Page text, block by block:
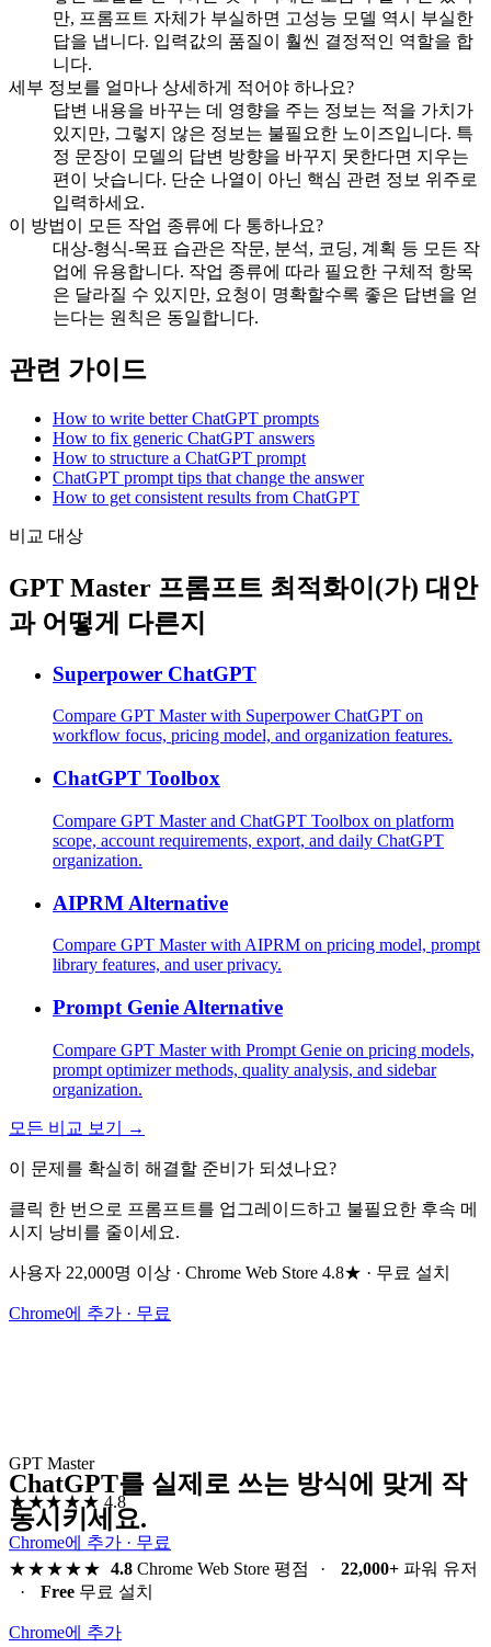
만, 프롬프트 자체가 부실하면 고성능 모델 역시 부실한
답을 냅니다. 입력값의 품질이 훨씬 결정적인 역할을 합
니다.
세부 정보를 얼마나 상세하게 적어야 하나요?
답변 내용을 바꾸는 데 영향을 주는 정보는 적을 가치가
있지만, 그렇지 않은 정보는 불필요한 노이즈입니다. 특
정 문장이 모델의 답변 방향을 바꾸지 못한다면 지우는
편이 낫습니다. 단순 나열이 아닌 핵심 관련 정보 위주로
입력하세요.
이 방법이 모든 작업 종류에 다 통하나요?
대상-형식-목표 습관은 작문, 분석, 코딩, 계획 등 모든 작
업에 유용합니다. 작업 종류에 따라 필요한 구체적 항목
은 달라질 수 있지만, 요청이 명확할수록 좋은 답변을 얻
는다는 원칙은 동일합니다.
관련 가이드
How to write better ChatGPT prompts
How to fix generic ChatGPT answers
How to structure a ChatGPT prompt
ChatGPT prompt tips that change the answer
How to get consistent results from ChatGPT
비교 대상
GPT Master 프롬프트 최적화이(가) 대안
과 어떻게 다른지
Superpower ChatGPT
Compare GPT Master with Superpower ChatGPT on
workflow focus, pricing model, and organization features.
ChatGPT Toolbox
Compare GPT Master and ChatGPT Toolbox on platform
scope, account requirements, export, and daily ChatGPT
organization.
AIPRM Alternative
Compare GPT Master with AIPRM on pricing model, prompt
library features, and user privacy.
Prompt Genie Alternative
Compare GPT Master with Prompt Genie on pricing models,
prompt optimizer methods, quality analysis, and sidebar
organization.
모든 비교 보기 →
이 문제를 확실히 해결할 준비가 되셨나요?
클릭 한 번으로 프롬프트를 업그레이드하고 불필요한 후속 메
시지 낭비를 줄이세요.
사용자 22,000명 이상 · Chrome Web Store 4.8★ · 무료 설치
Chrome에 추가 · 무료
GPT Master
★★★★★ 4.8
Chrome에 추가 · 무료
ChatGPT를 실제로 쓰는 방식에 맞게 작
동시키세요.
★★★★★ 4.8Chrome Web Store 평점 · 22,000+파워 유저
·
Free 무료 설치
Chrome에 추가